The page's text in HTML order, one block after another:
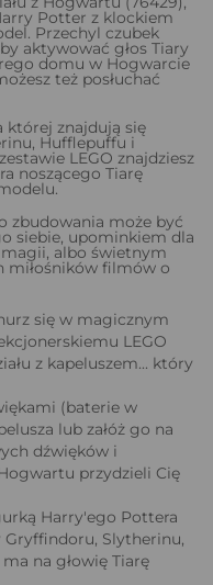
Potter z klockiem
Przechyl czubek
aktywować głos Tiary
domu w Hogwarcie
też posłuchać
której znajdują się
Hufflepuffu i
LEGO znajdziesz
noszącego Tiarę
zbudowania może być
siebie, upominkiem dla
albo świetnym
miłośników filmów o
się w magicznym
LEGO
z kapeluszem... który
(baterie w
lub załóż go na
dźwięków i
przydzieli Cię
Harry'ego Pottera
Gryffindoru, Slytherinu,
na głowię Tiarę